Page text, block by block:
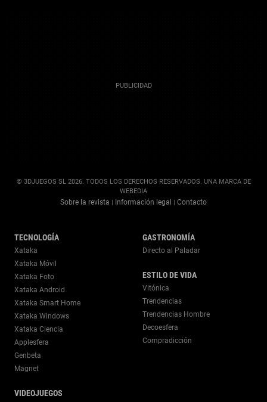
© 3DJUEGOS SL 2026. TODOS LOS DERECHOS RESERVADOS. UNA MARCA DE
WEBEDIA
Sobre la revista | Información legal | Contacto
TECNOLOGÍA
Xataka
Xataka Móvil
Xataka Foto
Xataka Android
Xataka Smart Home
Xataka Windows
Xataka Ciencia
Applesfera
Genbeta
Magnet
VIDEOJUEGOS
GASTRONOMÍA
Directo al Paladar
ESTILO DE VIDA
Vitónica
Trendencias
Trendencias Hombre
Decoesfera
Compradicción